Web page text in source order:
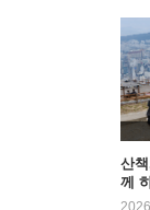
97
산
께